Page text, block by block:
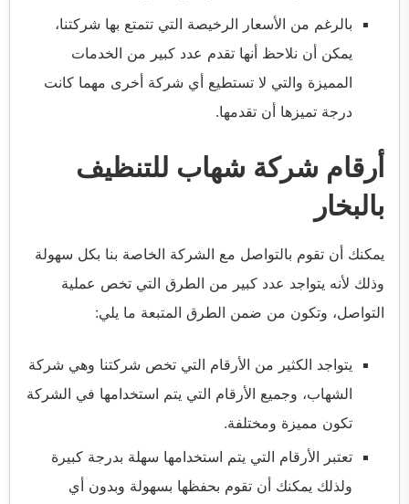
بالرغم من الأسعار الرخيصة التي تتمتع بها شركتنا،
يمكن أن نلاحظ أنها تقدم عدد كبير من الخدمات
المميزة والتي لا تستطيع أي شركة أخرى مهما كانت
درجة تميزها أن تقدمها.
أرقام شركة شهاب للتنظيف
بالبخار
يمكنك أن تقوم بالتواصل مع الشركة الخاصة بنا بكل سهولة
وذلك لأنه يتواجد عدد كبير من الطرق التي تخص عملية
التواصل، وتكون من ضمن الطرق المتبعة ما يلي:
يتواجد الكثير من الأرقام التي تخص شركتنا وهي شركة
الشهاب، وجميع الأرقام التي يتم استخدامها في الشركة
تكون مميزة ومختلفة.
تعتبر الأرقام التي يتم استخدامها سهلة بدرجة كبيرة
ولذلك يمكنك أن تقوم بحفظها بسهولة وبدون أي